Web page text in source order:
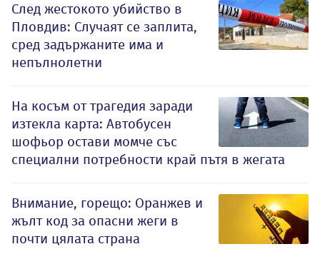
След жестокото убийство в
Пловдив: Случаят се заплита,
сред задържаните има и
непълнолетни
На косъм от трагедия заради
изтекла карта: Автобусен
шофьор остави момче със
специални потребности край пътя в жегата
Внимание, горещо: Оранжев и
жълт код за опасни жеги в
почти цялата страна